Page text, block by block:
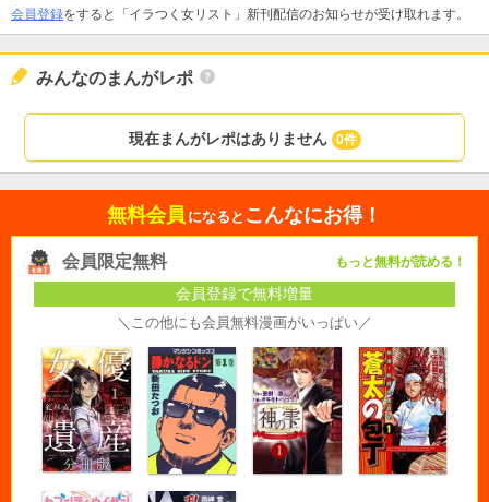
会員登録をすると「イラつく女リスト」新刊配信のお知らせが受け取れます。
みんなのまんがレポ
現在まんがレポはありません 0件
無料会員 になると こんなにお得！
会員限定無料 もっと無料が読める！
会員登録で無料増量
＼この他にも会員無料漫画がいっぱい／